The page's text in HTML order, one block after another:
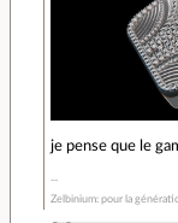
je pense que le
Zelbinium: pour la